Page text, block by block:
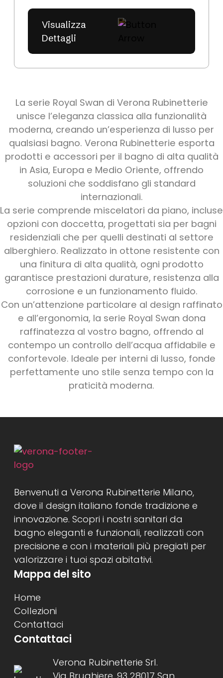
Visualizza
Dettagli
La serie Royal Swan di Verona Rubinetterie
unisce l’eleganza classica alla funzionalità
moderna, creando un’esperienza di lusso per
qualsiasi bagno. Verona Rubinetterie esporta
prodotti e accessori per il bagno di alta qualità
in Asia, Europa e Medio Oriente, offrendo
soluzioni che soddisfano gli standard
internazionali.
La serie comprende miscelatori da piano, incluse
opzioni con doccetta, progettati sia per bagni
residenziali che per quelli destinati al settore
alberghiero. Realizzato in ottone resistente con
una finitura di alta qualità, ogni prodotto
garantisce prestazioni durature, resistenza alla
corrosione e un funzionamento fluido.
Con un’attenzione particolare al design raffinato
e all’ergonomia, la serie Royal Swan dona
raffinatezza al vostro bagno, offrendo al
contempo un controllo dell’acqua affidabile e
confortevole. Ideale per interni di lusso, fonde
perfettamente uno stile senza tempo con la
praticità moderna.
Benvenuti a Verona Rubinetterie Milano,
dove il design italiano fonde tradizione e
innovazione. Scopri i nostri sanitari da
bagno eleganti e funzionali, realizzati con
precisione e con i materiali più pregiati per
valorizzare i tuoi spazi abitativi.
Mappa del sito
Home
Collezioni
Contattaci
Contattaci
Verona Rubinetterie Srl.